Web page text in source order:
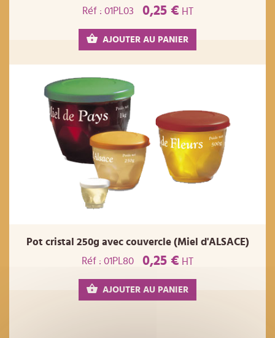
Réf : 01PL03
0,25 € HT
AJOUTER AU PANIER
Pot cristal 250g avec couvercle (Miel d'ALSACE)
Réf : 01PL80
0,25 € HT
AJOUTER AU PANIER